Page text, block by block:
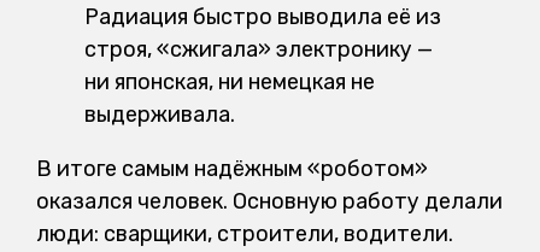
Радиация быстро выводила её из
строя, «сжигала» электронику —
ни японская, ни немецкая не
выдерживала.
В итоге самым надёжным «роботом»
оказался человек. Основную работу делали
люди: сварщики, строители, водители.